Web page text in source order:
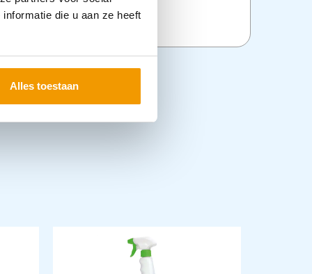
die u aan ze heeft
Alles toestaan
en Evacuatie